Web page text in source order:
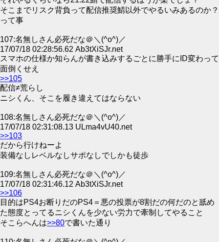
そこまでリスク背負って配信推奨鯖以外でやるいみあるのか？
って事
107:名無しさん必死だな＠＼(^o^)／
17/07/18 02:28:56.62 Ab3tXiSJr.net
スマホの仕様か知らんが書き込みするごとに勝手にID変わって
面倒くせえ
>>105
配信≠荒らし
ニシくん、そこを履き違えてはならない
108:名無しさん必死だな＠＼(^o^)／
17/07/18 02:31:08.13 ULma4vU40.net
>>103
だから行けねーよ
装備なしレベルなしサポなしでしかも徒歩
109:名無しさん必死だな＠＼(^o^)／
17/07/18 02:31:46.12 Ab3tXiSJr.net
>>106
目的はPS4お断りだのPS4＝悪の投票が8割だの何だのと舐め
た態度とってるニシくんを少ない労力で牽制してやること
そこらへんは>>80で書いた通り